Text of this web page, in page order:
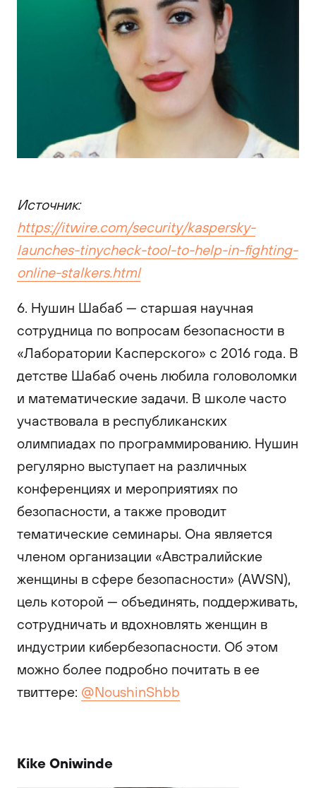
Источник:
https://itwire.com/security/kaspersky-
launches-tinycheck-tool-to-help-in-fighting-
online-stalkers.html
6. Нушин Шабаб — старшая научная
сотрудница по вопросам безопасности в
«Лаборатории Касперского» с 2016 года. В
детстве Шабаб очень любила головоломки
и математические задачи. В школе часто
участвовала в республиканских
олимпиадах по программированию. Нушин
регулярно выступает на различных
конференциях и мероприятиях по
безопасности, а также проводит
тематические семинары. Она является
членом организации «Австралийские
женщины в сфере безопасности» (AWSN),
цель которой — объединять, поддерживать,
сотрудничать и вдохновлять женщин в
индустрии кибербезопасности. Об этом
можно более подробно почитать в ее
твиттере: @NoushinShbb
Kike Oniwinde